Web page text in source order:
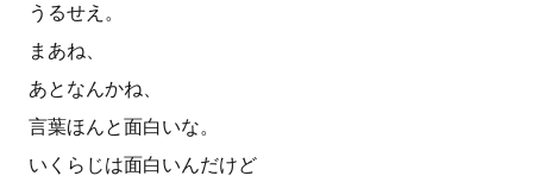
うるせえ。
まあね、
あとなんかね、
言葉ほんと面白いな。
いくらじは面白いんだけど